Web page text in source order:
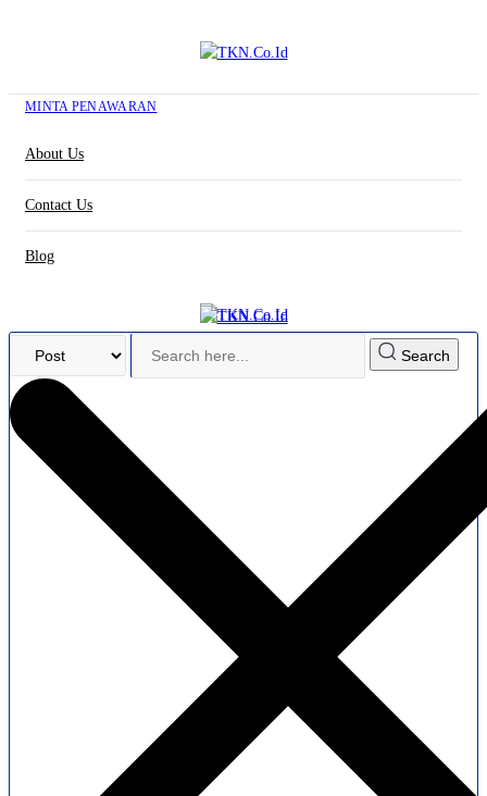
MINTA PENAWARAN
About Us
Contact Us
Blog
Search